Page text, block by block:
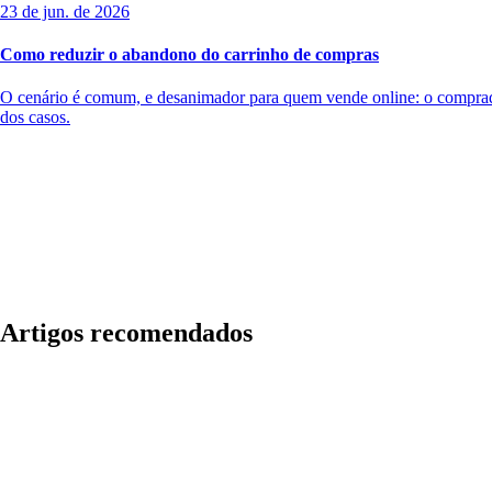
23 de jun. de 2026
Como reduzir o abandono do carrinho de compras
O cenário é comum, e desanimador para quem vende online: o
dos casos.
Artigos recomendados